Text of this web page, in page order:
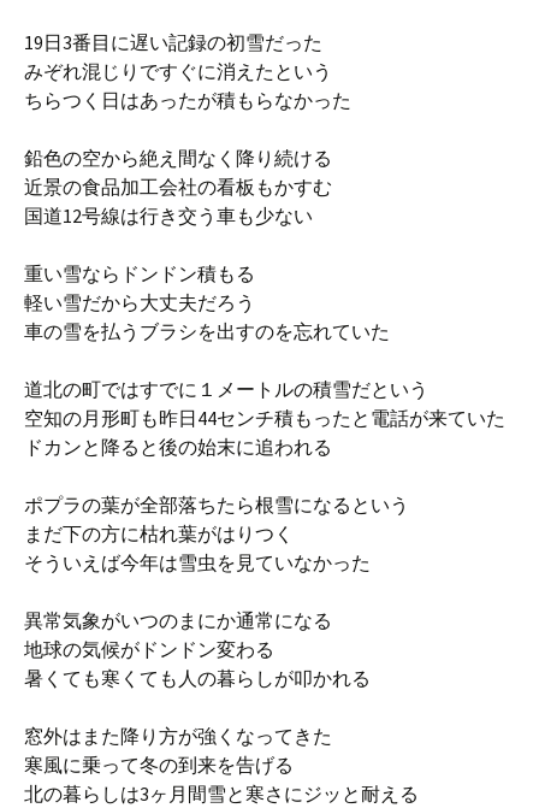
19日3番目に遅い記録の初雪だった
みぞれ混じりですぐに消えたという
ちらつく日はあったが積もらなかった
鉛色の空から絶え間なく降り続ける
近景の食品加工会社の看板もかすむ
国道12号線は行き交う車も少ない
重い雪ならドンドン積もる
軽い雪だから大丈夫だろう
車の雪を払うブラシを出すのを忘れていた
道北の町ではすでに１メートルの積雪だという
空知の月形町も昨日44センチ積もったと電話が来ていた
ドカンと降ると後の始末に追われる
ポプラの葉が全部落ちたら根雪になるという
まだ下の方に枯れ葉がはりつく
そういえば今年は雪虫を見ていなかった
異常気象がいつのまにか通常になる
地球の気候がドンドン変わる
暑くても寒くても人の暮らしが叩かれる
窓外はまた降り方が強くなってきた
寒風に乗って冬の到来を告げる
北の暮らしは3ヶ月間雪と寒さにジッと耐える